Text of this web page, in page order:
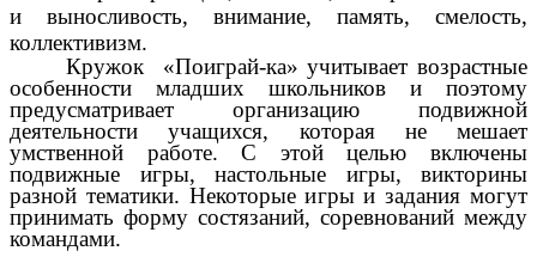
и выносливость, внимание, память, смелость,
коллективизм.
Кружок «Поиграй-ка» учитывает возрастные
особенности младших школьников и поэтому
предусматривает организацию подвижной
деятельности учащихся, которая не мешает
умственной работе. С
этой целью включены
подвижные игры, настольные игры, викторины
разной тематики. Некоторые игры и задания могут
принимать форму состязаний, соревнований между
командами.